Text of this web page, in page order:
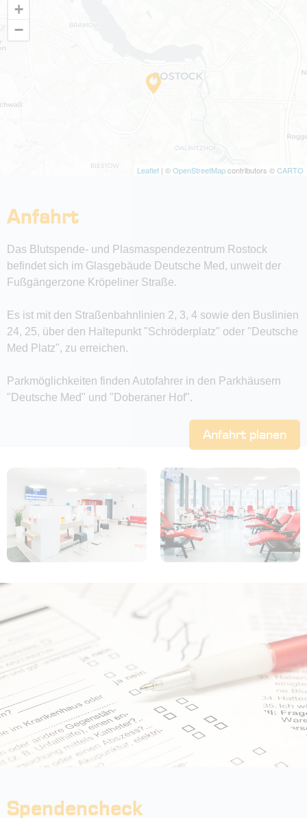
+
−
Leaflet | ©OpenStreetMapcontributors ©CARTO
Anfahrt
Das Blutspende- und Plasmaspendezentrum Rostock
befindet sich im Glasgebäude Deutsche Med, unweit der
Fußgängerzone Kröpeliner Straße.
Es ist mit den Straßenbahnlinien 2, 3, 4 sowie den Buslinien
24, 25, über den Haltepunkt "Schröderplatz" oder "Deutsche
Med Platz", zu erreichen.
Parkmöglichkeiten finden Autofahrer in den Parkhäusern
"Deutsche Med" und "Doberaner Hof".
Anfahrt planen
Spendencheck